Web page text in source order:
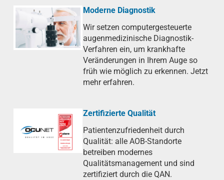
Moderne Diagnostik
Wir setzen computergesteuerte
augenmedizinische Diagnostik-
Verfahren ein, um krankhafte
Veränderungen in Ihrem Auge so
früh wie möglich zu erkennen. Jetzt
mehr erfahren.
Zertifizierte Qualität
Patientenzufriedenheit durch
Qualität: alle AOB-Standorte
betreiben modernes
Qualitätsmanagement und sind
zertifiziert durch die QAN.